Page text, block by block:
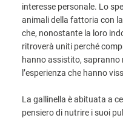
interesse personale. Lo
animali della fattoria con
che, nonostante la loro
ritroverà uniti perché
hanno assistito,
l’esperienza che hanno
La gallinella è abituata a
pensiero di nutrire i suoi